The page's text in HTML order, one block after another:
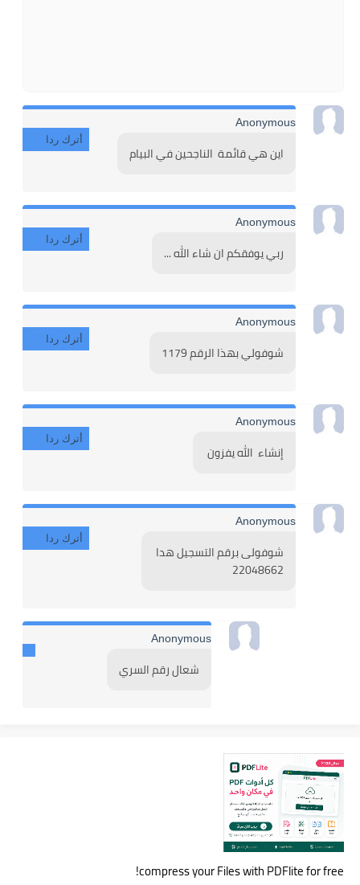
Anonymous
اين هي قائمة  الناجحين في البيام
أترك ردا
Anonymous
ربي يوفقكم ان شاء الله ...
أترك ردا
Anonymous
شوفولي بهذا الرقم 1179
أترك ردا
Anonymous
إنشاء  الله يفزون
أترك ردا
Anonymous
شوفولى برقم التسجيل هدا
22048662
أترك ردا
Anonymous
شعال رقم السري
compress your Files with PDFlite for free!